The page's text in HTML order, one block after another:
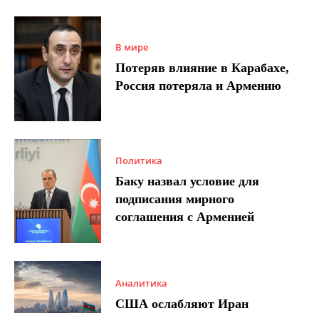
В мире
Потеряв влияние в Карабахе,
Россия потеряла и Армению
Политика
Баку назвал условие для
подписания мирного
соглашения с Арменией
Аналитика
США ослабляют Иран